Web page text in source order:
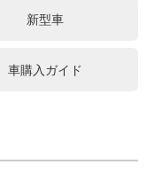
新型車
車購入ガイド